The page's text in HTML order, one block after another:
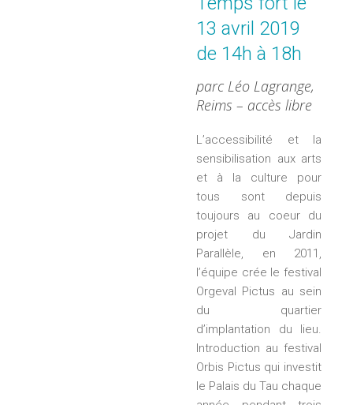
13 avril 2019
de 14h à 18h
parc Léo Lagrange,
Reims – accès libre
L’accessibilité et la
sensibilisation aux arts
et à la culture pour
tous sont depuis
toujours au coeur du
projet du Jardin
Parallèle, en 2011,
l’équipe crée le festival
Orgeval Pictus au sein
du quartier
d’implantation du lieu.
Introduction au festival
Orbis Pictus qui investit
le Palais du Tau chaque